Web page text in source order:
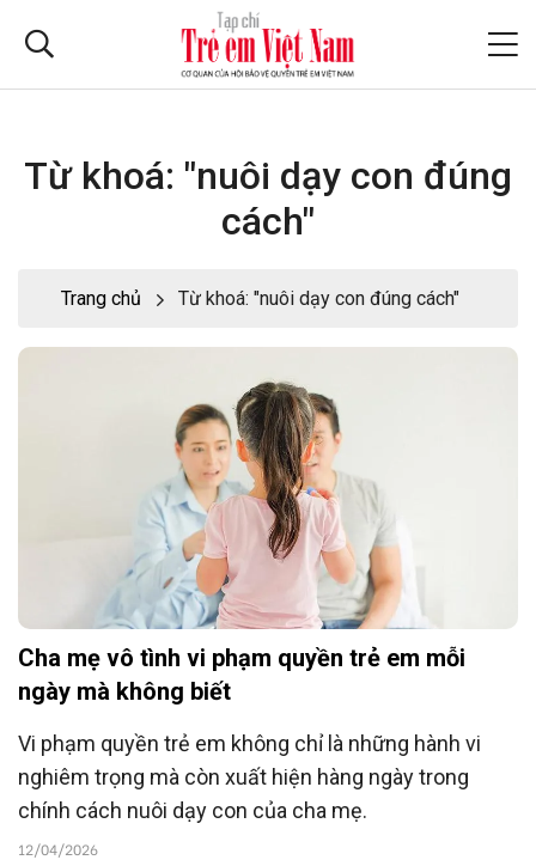
Từ khoá: "nuôi dạy con đúng
cách"
Trang chủ Từ khoá: "nuôi dạy con đúng cách"
Cha mẹ vô tình vi phạm quyền trẻ em mỗi
ngày mà không biết
Vi phạm quyền trẻ em không chỉ là những hành vi
nghiêm trọng mà còn xuất hiện hàng ngày trong
chính cách nuôi dạy con của cha mẹ.
12/04/2026